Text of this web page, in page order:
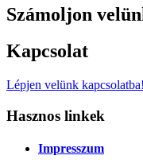
Számoljon
Kapcsolat
Lépjen velünk kapcsolatba!
Hasznos linkek
Impresszum